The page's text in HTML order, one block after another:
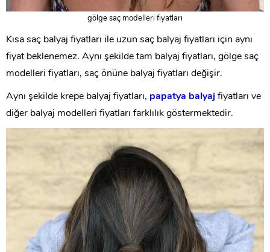
gölge saç modelleri fiyatları
Kısa saç balyaj fiyatları ile uzun saç balyaj fiyatları için aynı
fiyat beklenemez. Aynı şekilde tam balyaj fiyatları, gölge saç
modelleri fiyatları, saç önüne balyaj fiyatları değişir.
Aynı şekilde krepe balyaj fiyatları, papatya balyaj fiyatları ve
diğer balyaj modelleri fiyatları farklılık göstermektedir.